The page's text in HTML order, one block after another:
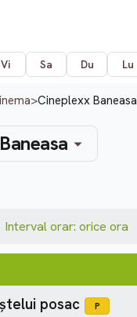
Vi Sa Du Lu
>Cineplexx Baneasa
Interval orar: orice ora
posac P